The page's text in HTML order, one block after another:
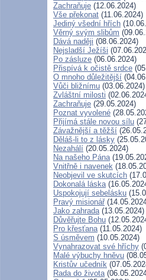
Zachraňuje (12.06.2024)
Vše překonat (11.06.2024)
Jediný všední hřích
Věrný svým slibům
Dává naději (08.06.2024)
Nejsladší Ježíši
Po zásluze (06.06.2024)
Přispívá k očistě srdce
O mnoho důležitější
Vůči bližnímu (03.06.2024)
Zvláštní milosti
Zachraňuje (29.05.2024)
Poznat vyvolené
Přijímá stále novou sílu
Závažnější a těžší
Děláš-li to z lásky
Nezahálí (20.05.2024)
Na našeho Pána
Vnitřně i navenek
Neobjevil ve skutcích
Dokonalá láska
Uspokojují sebelásku
Pravý misionář
Jako zahrada(13.05.2024)
Důvěřujte Bohu
Pro křesťana(11.05.2024)
S úsměvem (10.05.2024)
Vynahrazovat své hříchy
Malé výbuchy hněvu
Kristův učedník
Rada do života